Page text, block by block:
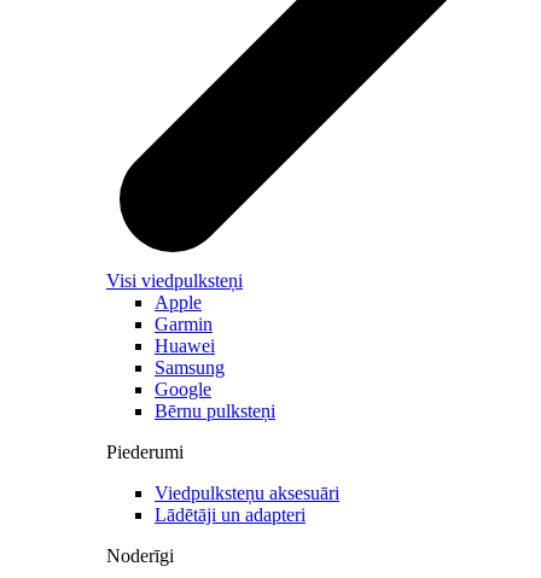
Visi viedpulksteņi
Apple
Garmin
Huawei
Samsung
Google
Bērnu pulksteņi
Piederumi
Viedpulksteņu aksesuāri
Lādētāji un adapteri
Noderīgi